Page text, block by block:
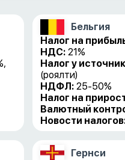
Бельгия
Налог на
НДС: 21%
Налог у
(роялти)
НДФЛ: 25-50%
Налог на
Валютный
Новости
Гернси